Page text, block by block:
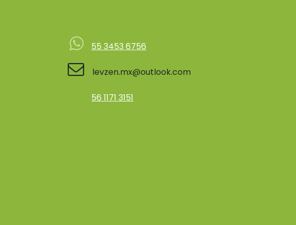
55 3453 6756
levzen.mx@outlook.com
56 1171 3151